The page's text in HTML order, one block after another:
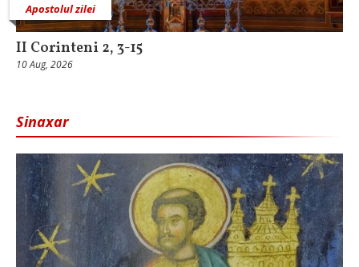
Apostolul zilei
II Corinteni 2, 3-15
10 Aug, 2026
Sinaxar